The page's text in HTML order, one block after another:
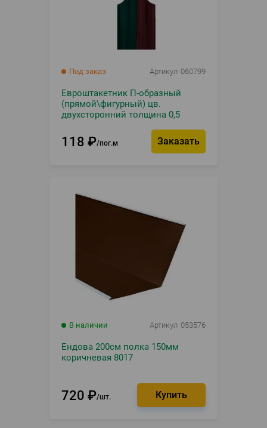
Под заказ Артикул 060799
Евроштакетник П-образный
(прямой\фигурный) цв.
двухсторонний толщина 0,5
118 ₽ пог.м Заказать
В наличии Артикул 053576
Ендова 200см полка 150мм
коричневая 8017
720 ₽ шт.